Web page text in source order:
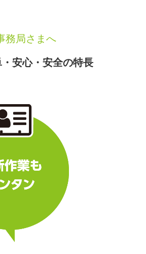
務局さまへ
安心・安全の特長